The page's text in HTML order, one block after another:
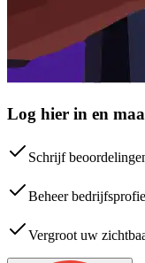
Log hier in en
Schrijf
Beheer
Vergroot uw